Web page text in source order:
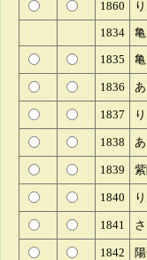
1860
1834
1835
1836
1837
1838
1839
1840
1841
1842